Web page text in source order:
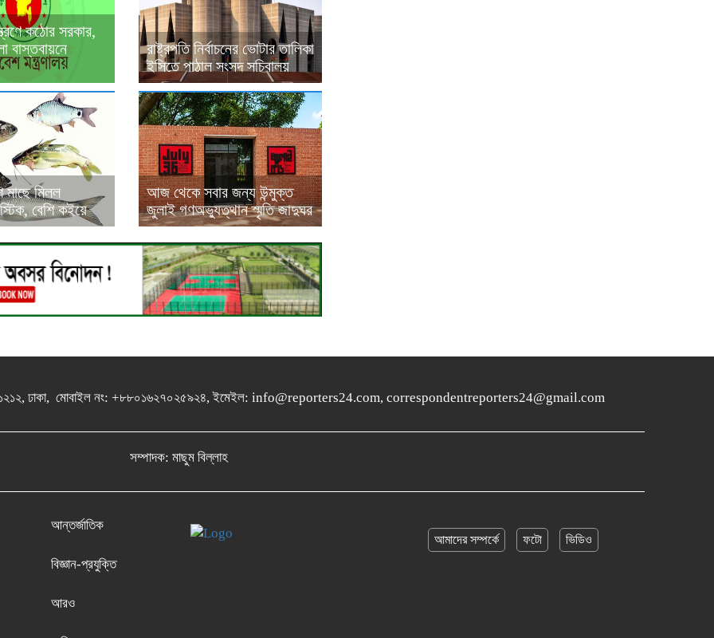
কঠোর সরকার,
বাস্তবায়নে
রাষ্ট্রপতি নির্বাচনের ভোটার তালিকা
ইসিতে পাঠাল সংসদ সচিবালয়
মাছে মিলল
বেশি কইয়ে
আজ থেকে সবার জন্য উন্মুক্ত
জুলাই গণঅভ্যুত্থান স্মৃতি জাদুঘর
১২১২, ঢাকা, মোবাইল নং: +৮৮০১৬২৭০২৫৯২৪, ইমেইল: info@reporters24.com, correspondentreporters24@gmail.com
সম্পাদক: মাছুম বিল্লাহ
আন্তর্জাতিক
বিজ্ঞান-প্রযুক্তি
আরও
আমাদের সম্পর্কে ফটো ভিডিও